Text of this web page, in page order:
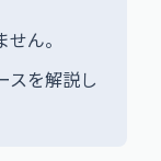
ん。
スを解説し